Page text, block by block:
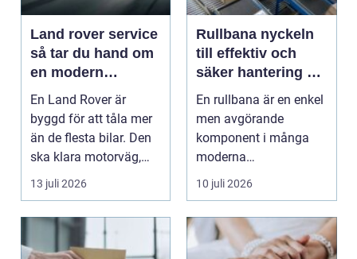
Land rover service
så tar du hand om
en modern
klassiker
En Land Rover är
byggd för att tåla mer
än de flesta bilar. Den
ska klara motorväg,
stadstrafik, gru...
13 juli 2026
Rullbana nyckeln
till effektiv och
säker hantering av
gods
En rullbana är en enkel
men avgörande
komponent i många
moderna
verksamheter. Den
används för att fl...
10 juli 2026